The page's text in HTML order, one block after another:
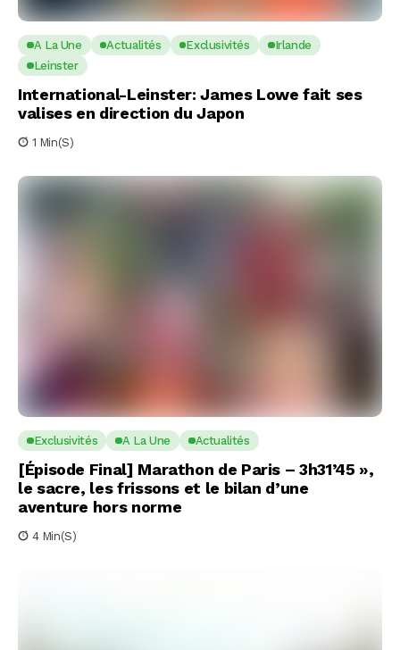
A La Une Actualités Exclusivités
Irlande
Leinster
International-Leinster: James Lowe fait ses
valises en direction du Japon
1 Min(s)
Exclusivités A La Une Actualités
[Épisode Final] Marathon de Paris – 3h31’45 »,
le sacre, les frissons et le bilan d’une
aventure hors norme
4 Min(s)